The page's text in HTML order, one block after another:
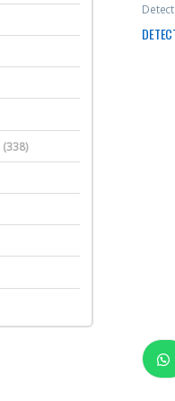
(338)